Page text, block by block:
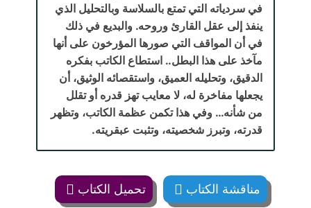
في سردياته التي تمتع بالسلاسة وبالتحليل الذي
ينفذ إلى عقل القارئ وروحه. والبديع في ذلك
في أن المواقف التي صورها المؤرخون على أنها
مآخذ على هذا البطل.. استطاع الكاتب بفكره
الدقيق، وتحليله العميق، واستقصائه الوثيق، أن
يجعلها مفاخرة له، لا معايب تهز قدره أو تقلل
من شأنه… وفي هذا تكمن عظمة الكاتب، وتظهر
قدرته، وتبرز شخصيته، وتثبت عبقريته.
مناقشة الكتاب تحميل الكتاب